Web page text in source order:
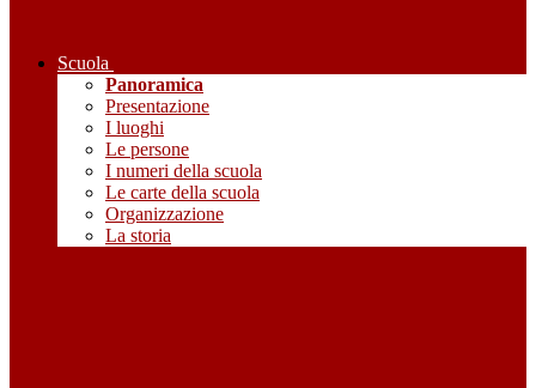
Scuola
Panoramica
Presentazione
I luoghi
Le persone
I numeri della scuola
Le carte della scuola
Organizzazione
La storia